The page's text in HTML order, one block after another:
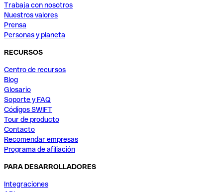
Trabaja con nosotros
Nuestros valores
Prensa
Personas y planeta
RECURSOS
Centro de recursos
Blog
Glosario
Soporte y FAQ
Códigos SWIFT
Tour de producto
Contacto
Recomendar empresas
Programa de afiliación
PARA DESARROLLADORES
Integraciones